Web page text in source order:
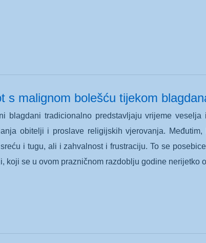
s malignom bolešću tijekom
blagdani tradicionalno predstavljaju vrijeme
obitelji i proslave religijskih vjerovanja.
i tugu, ali i zahvalnost i frustraciju. To se
koji se u ovom prazničnom razdoblju godine nerijetko